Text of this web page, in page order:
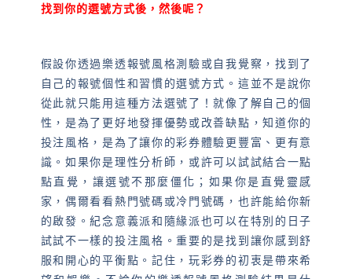
找到你的選號方式後，然後呢？
假設你透過樂透報號風格測驗或自我覺察，找到了
自己的報號個性和習慣的選號方式。這並不是說你
從此就只能用這種方法選號了！就像了解自己的個
性，是為了更好地發揮優勢或改善缺點，知道你的
投注風格，是為了讓你的彩券體驗更豐富、更有意
識。如果你是理性分析師，或許可以試試結合一點
點直覺，讓選號不那麼僵化；如果你是直覺靈感
家，偶爾看看熱門號碼或冷門號碼，也許能給你新
的啟發。紀念意義派和隨緣派也可以在特別的日子
試試不一樣的投注風格。重要的是找到讓你感到舒
服和開心的平衡點。記住，玩彩券的初衷是帶來希